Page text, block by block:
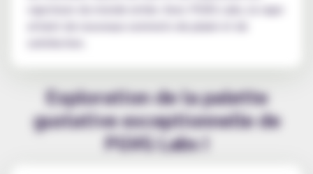
vapoteurs du monde entier. Avec PGVG Labs, la vape
Exploration de la palette
gustative exceptionnelle de
PGVG Labs !